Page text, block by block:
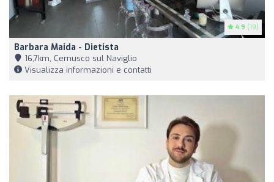
4.9 (19)
Barbara Maida - Dietista
16,7km, Cernusco sul Naviglio
Visualizza informazioni e contatti